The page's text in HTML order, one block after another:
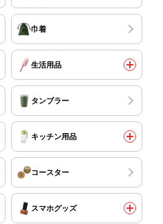
巾着
生活用品
タンブラー
キッチン用品
コースター
スマホグッズ